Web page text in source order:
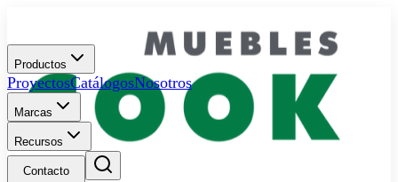
Productos
ProyectosCatálogosNosotros
Marcas
Recursos
Contacto